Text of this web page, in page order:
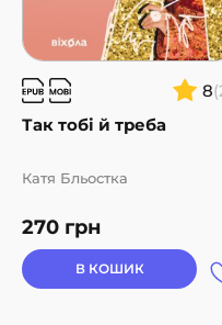
8
Так тобі й треба
270 грн
Катя Бльостка
В КОШИК